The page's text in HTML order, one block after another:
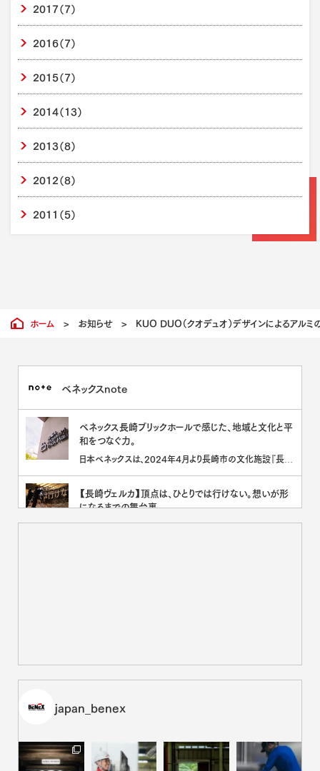
2017（7）
2016（7）
2015（7）
2014（13）
2013（8）
2012（8）
2011 （5）
ホーム > お知らせ > KUO DUO（クオデュオ）デザインによるアル
ベネックスnote
ベネックス長崎ブリックホールで感じた、地域と文化と平
和をつなぐ力。
日本ベネックスは、2024年4月より長崎市の文化施設『長崎
【長崎ヴェルカ】頂点は、ひとりでは行けない。想いが形
になるまでの舞台裏。
日本ベネックスは2023-2024シーズンより、プロバスケット
は、新入社員[･･･]
語が残した余白
しています。[･･･]
映画『いろは』が映すもの。横尾監督に訊く、自己肯定感
japan_benex